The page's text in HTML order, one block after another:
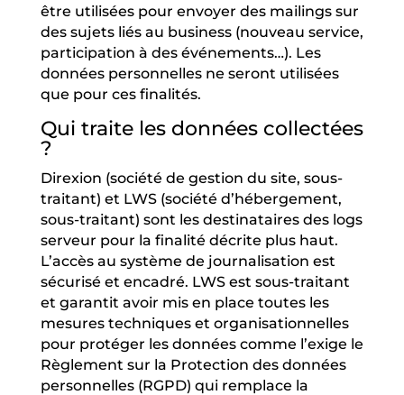
être utilisées pour envoyer des mailings sur
des sujets liés au business (nouveau service,
participation à des événements…). Les
données personnelles ne seront utilisées
que pour ces finalités.
Qui traite les données collectées
?
Direxion (société de gestion du site, sous-
traitant) et LWS (société d’hébergement,
sous-traitant) sont les destinataires des logs
serveur pour la finalité décrite plus haut.
L’accès au système de journalisation est
sécurisé et encadré. LWS est sous-traitant
et garantit avoir mis en place toutes les
mesures techniques et organisationnelles
pour protéger les données comme l’exige le
Règlement sur la Protection des données
personnelles (RGPD) qui remplace la